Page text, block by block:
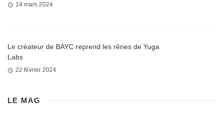
14 mars 2024
Le créateur de BAYC reprend les rênes de Yuga
Labs
22 février 2024
LE MAG